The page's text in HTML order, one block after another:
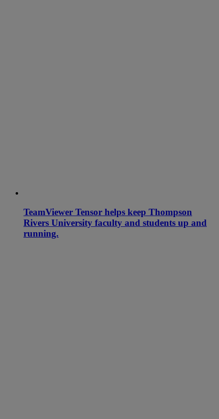
TeamViewer Tensor helps keep Thompson
Rivers University faculty and students up and
running.